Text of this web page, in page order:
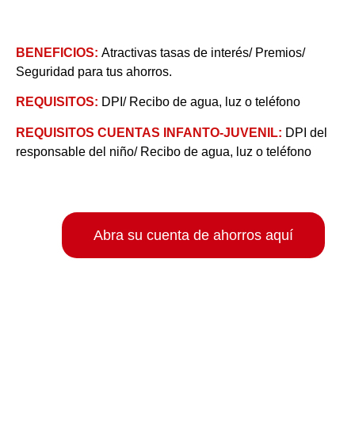
BENEFICIOS: Atractivas tasas de interés/ Premios/
Seguridad para tus ahorros.
REQUISITOS: DPI/ Recibo de agua, luz o teléfono
REQUISITOS CUENTAS INFANTO-JUVENIL: DPI del
responsable del niño/ Recibo de agua, luz o teléfono
Abra su cuenta de ahorros aquí